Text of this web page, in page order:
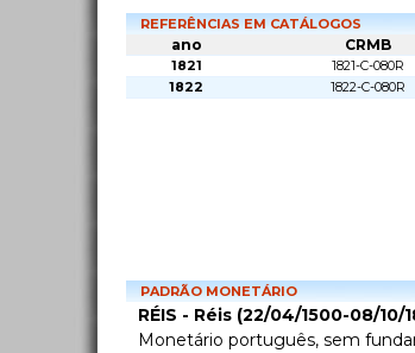
REFERÊNCIAS EM CATÁLOGOS
ano CRMB
1821 1821-C-080R
1822
1822-C-080R
PADRÃO MONETÁRIO
RÉIS - Réis (22/04/1500-08/10/
Monetário português, sem